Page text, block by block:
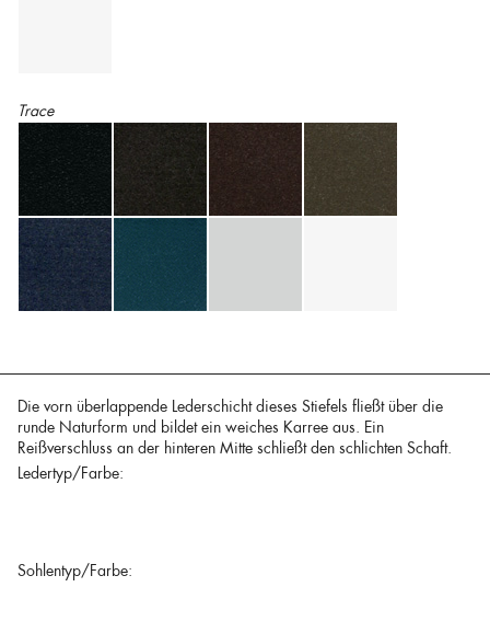
Trace
Die vorn überlappende Lederschicht dieses Stiefels fließt über die
runde Naturform und bildet ein weiches Karree aus. Ein
Reißverschluss an der hinteren Mitte schließt den schlichten Schaft.
Ledertyp/Farbe:
Sohlentyp/Farbe: